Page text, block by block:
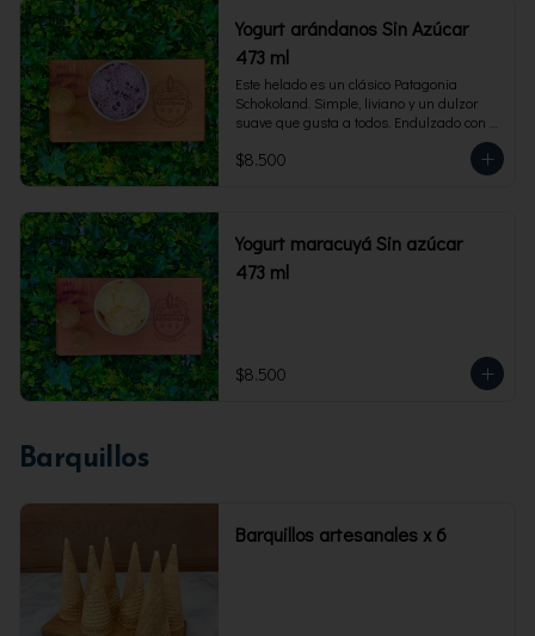
Yogurt arándanos Sin Azúcar
473 ml
Este helado es un clásico Patagonia
Schokoland. Simple, liviano y un dulzor
suave que gusta a todos. Endulzado con
fructosa.Envase familiar 473 ml. Rinde 4
porciones.
$8.500
Yogurt maracuyá Sin azúcar
473 ml
$8.500
Barquillos
Barquillos artesanales x 6